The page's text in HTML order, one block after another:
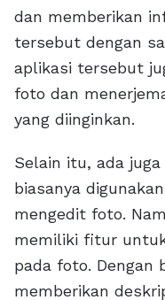
dan memberikan
tersebut dengan
aplikasi tersebut
foto dan
yang diinginkan.
Selain itu, ada
biasanya
mengedit foto.
memiliki fitur
pada foto. Dengan
memberikan